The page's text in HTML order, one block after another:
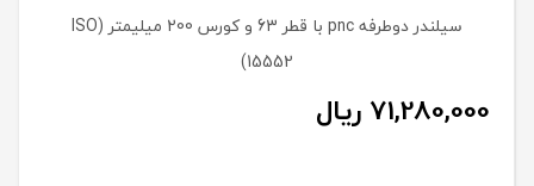
سیلندر دوطرفه pnc با قطر 63 و کورس 200 میلیمتر (ISO
15552)
71,280,000 ریال